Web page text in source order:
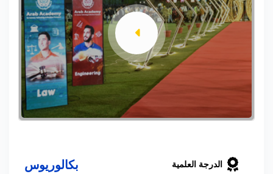
الدرجة العلمية بكالوريوس